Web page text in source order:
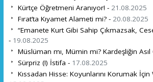
Kürtçe Öğretmeni Aranıyor! - 21.08.2025
Fırat’ta Kıyamet Alameti mi? - 20.08.2025
“Emanete Kurt Gibi Sahip Çıkmazsak,
- 19.08.2025
Müslüman mı, Mümin mi? Kardeşliğin Asıl
Sürpriz (!) İstifa - 17.08.2025
Kıssadan Hisse: Koyunlarını Korumak İçin